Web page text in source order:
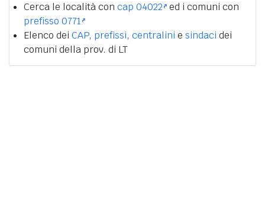
Cerca le località con cap 04022 ed i comuni con
prefisso 0771
Elenco dei CAP, prefissi, centralini e sindaci dei
comuni della prov. di LT